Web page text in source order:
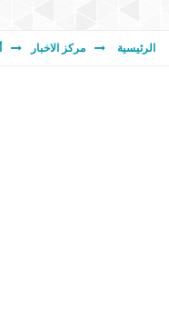
الرئيسية مركز الاخبار